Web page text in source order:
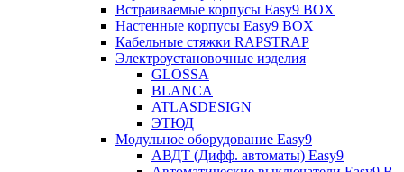
Встраиваемые корпусы Easy9 BOX
Настенные корпусы Easy9 BOX
Кабельные стяжки RAPSTRAP
Электроустановочные изделия
GLOSSA
BLANCA
ATLASDESIGN
ЭТЮД
Модульное оборудование Easy9
АВДТ (Дифф. автоматы) Easy9